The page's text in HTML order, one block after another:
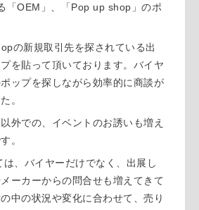
「 OEM 」、「 Pop up shop 」のポ
の新規取引先を探されている出
を貼って頂いております。バイヤ
ップを探しながら効率的に商談が
。
外での、イベントのお誘いも増え
。
は、バイヤーだけでなく、出展し
ーカーからの問合せも増えてきて
中の状況や変化に合わせて、売り